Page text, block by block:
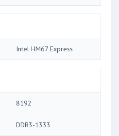
Intel HM67 Express
8192
DDR3-1333